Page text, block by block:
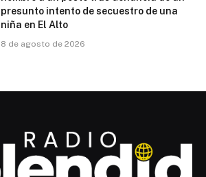
presunto intento de secuestro de una
niña en El Alto
8 de agosto de 2026